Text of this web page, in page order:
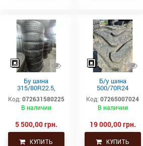
Бу шина
315/80R22.5,
315/80Р22.5,
315х80R22.5,
315.80R22.5
ведущая
Код: 072631580225
В наличии
5 500,00 грн.
КУПИТЬ
Б/у шина
500/70R24
(19.5L24)
Trelleborg
Код: 07265007024
В наличии
19 000,00 грн.
КУПИТЬ